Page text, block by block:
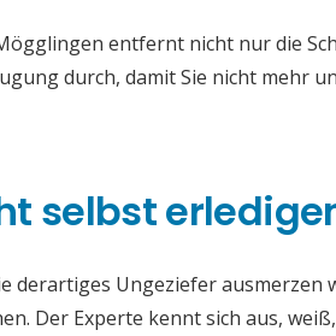
entfernt nicht nur die
durch, damit Sie nicht mehr
selbst
derartiges Ungeziefer ausmerzen
Der Experte kennt sich aus,